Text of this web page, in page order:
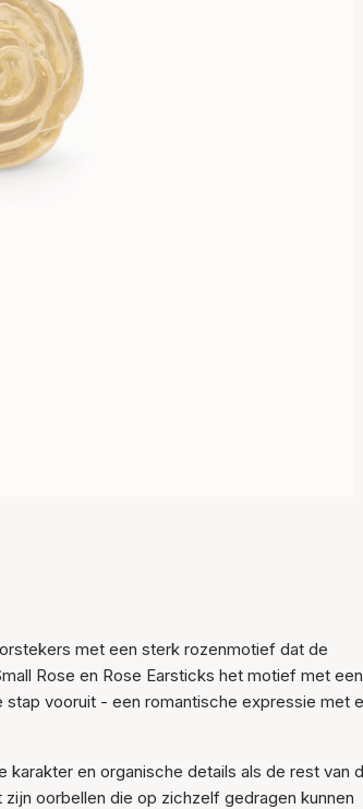
Item is toegevoegd aan
met een sterk rozenmotief dat de
Rose en Rose Earsticks het motief met een
vooruit - een romantische expressie met
en organische details als de rest van
oorbellen die op zichzelf gedragen kunnen